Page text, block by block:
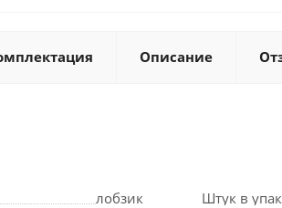
Описание
лобзик Штук в